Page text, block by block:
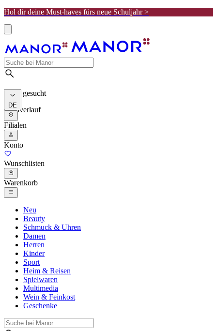
Hol dir deine Must-haves fürs neue Schuljahr >
Meist gesucht
Suchverlauf
DE
Filialen
Konto
Wunschlisten
Warenkorb
Neu
Beauty
Schmuck & Uhren
Damen
Herren
Kinder
Sport
Heim & Reisen
Spielwaren
Multimedia
Wein & Feinkost
Geschenke